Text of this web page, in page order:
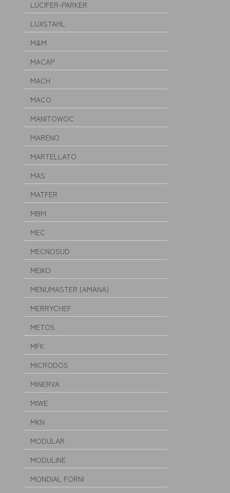
LUCIFER-PARKER
LUXSTAHL
M&M
MACAP
MACH
MACO
MANITOWOC
MARENO
MARTELLATO
MAS
MATFER
MBM
MEC
MECNOSUD
MEIKO
MENUMASTER (AMANA)
MERRYCHEF
METOS
MFK
MICRODOS
MINERVA
MIWE
MKN
MODULAR
MODULINE
MONDIAL FORNI